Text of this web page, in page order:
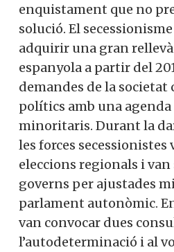
enquistament que no
solució. El
adquirir una gran
espanyola a partir del
demandes de la societat
polítics amb una agenda
minoritaris. Durant la
les forces
eleccions regionals i
governs per ajustades
parlament autonòmic.
van convocar dues
l’autodeterminació i al